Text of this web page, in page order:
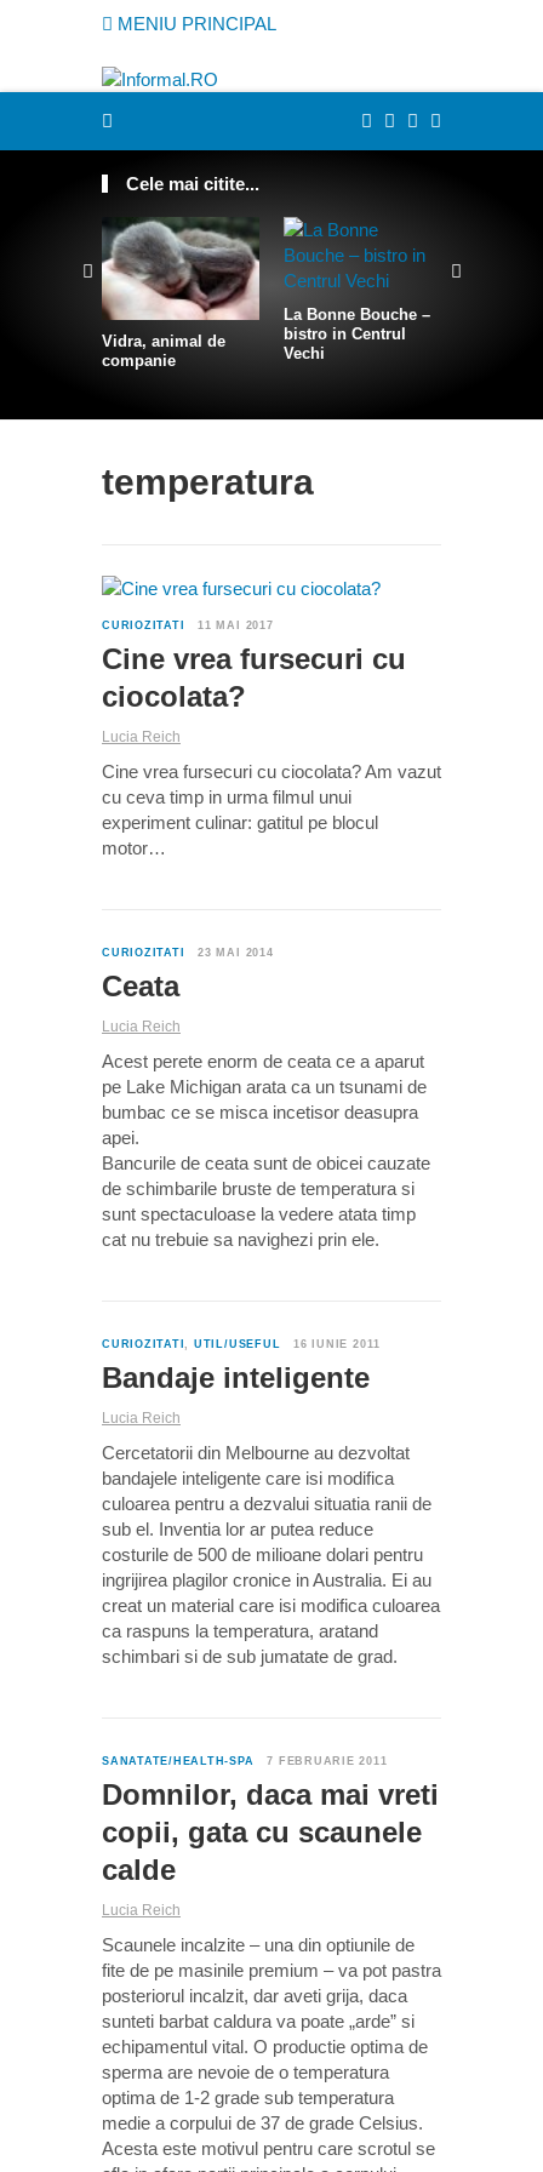
MENIU PRINCIPAL
Cele mai citite...
Vidra, animal de
companie
La Bonne Bouche –
bistro in Centrul
Vechi
temperatura
CURIOZITATI 11 MAI 2017
Cine vrea fursecuri cu
ciocolata?
Lucia Reich
Cine vrea fursecuri cu ciocolata? Am vazut
cu ceva timp in urma filmul unui
experiment culinar: gatitul pe blocul
motor…
CURIOZITATI 23 MAI 2014
Ceata
Lucia Reich
Acest perete enorm de ceata ce a aparut
pe Lake Michigan arata ca un tsunami de
bumbac ce se misca incetisor deasupra
apei.
Bancurile de ceata sunt de obicei cauzate
de schimbarile bruste de temperatura si
sunt spectaculoase la vedere atata timp
cat nu trebuie sa navighezi prin ele.
CURIOZITATI UTIL/USEFUL 16 IUNIE 2011
Bandaje inteligente
Lucia Reich
Cercetatorii din Melbourne au dezvoltat
bandajele inteligente care isi modifica
culoarea pentru a dezvalui situatia ranii de
sub el. Inventia lor ar putea reduce
costurile de 500 de milioane dolari pentru
ingrijirea plagilor cronice in Australia. Ei au
creat un material care isi modifica culoarea
ca raspuns la temperatura, aratand
schimbari si de sub jumatate de grad.
SANATATE/HEALTH-SPA 7 FEBRUARIE 2011
Domnilor, daca mai vreti
copii, gata cu scaunele
calde
Lucia Reich
Scaunele incalzite – una din optiunile de
fite de pe masinile premium – va pot pastra
posteriorul incalzit, dar aveti grija, daca
sunteti barbat caldura va poate „arde” si
echipamentul vital. O productie optima de
sperma are nevoie de o temperatura
optima de 1-2 grade sub temperatura
medie a corpului de 37 de grade Celsius.
Acesta este motivul pentru care scrotul se